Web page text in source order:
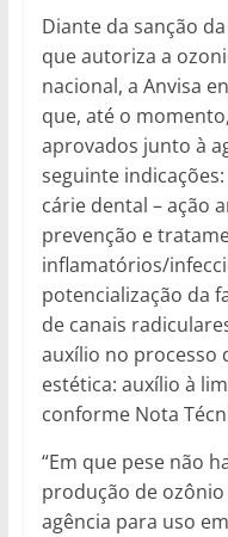
Diante da sanção
que autoriza a
nacional, a Anvisa
que, até o
aprovados junto à
seguinte
cárie dental – ação
prevenção e
inflamatórios/
potencialização da
de canais
auxílio no processo
estética: auxílio à
conforme Nota
“Em que pese não
produção de
agência para uso